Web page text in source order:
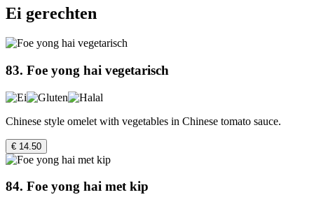
Ei gerechten
83. Foe yong hai vegetarisch
Chinese style omelet with vegetables in Chinese tomato sauce.
€ 14.50
84. Foe yong hai met kip